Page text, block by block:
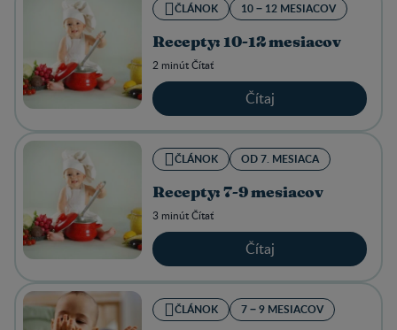
ČLÁNOK 10 − 12 MESIACOV
Recepty: 10-12 mesiacov
2 minút Čítať
Čítaj
ČLÁNOK OD 7. MESIACA
Recepty: 7-9 mesiacov
3 minút Čítať
Čítaj
ČLÁNOK 7 − 9 MESIACOV